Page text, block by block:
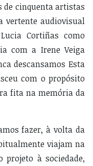
de cinquenta artistas
vertente audiovisual
Cortiñas como
com a Irene Veiga
descansamos Esta
com o propósito
fita na memória da
fazer, à volta da
viajam na
à sociedade,